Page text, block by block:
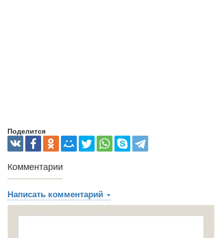
Поделится
Комментарии
Написать комментарий